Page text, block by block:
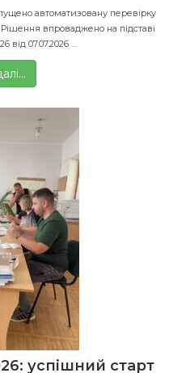
автоматизовану перевірку
впроваджено на підставі
від 07.07.2026 …
успішний старт